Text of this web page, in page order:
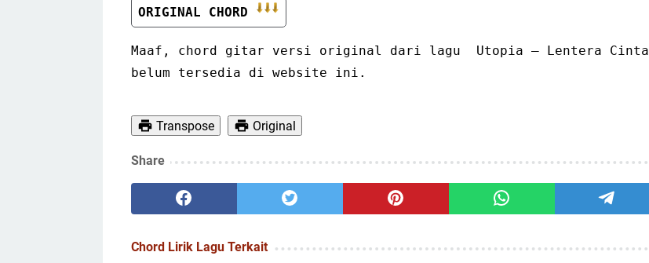
ORIGINAL CHORD
Maaf, chord gitar versi original dari lagu  Utopia – Lentera Cinta
belum tersedia di website ini.
Transpose Original
Share
Chord Lirik Lagu Terkait